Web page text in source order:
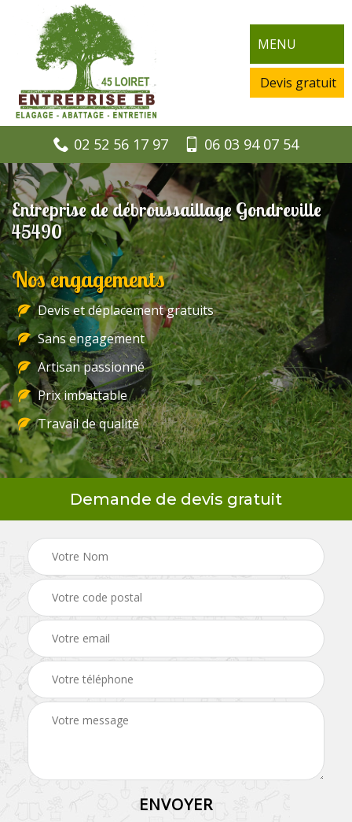
MENU
Devis gratuit
02 52 56 17 97 06 03 94 07 54
Entreprise de débroussaillage Gondreville
45490
Nos engagements
Devis et déplacement gratuits
Sans engagement
Artisan passionné
Prix imbattable
Travail de qualité
Demande de devis gratuit